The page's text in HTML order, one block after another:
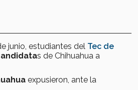
junio, estudiantes del Tec de
s de Chihuahua a
expusieron, ante la